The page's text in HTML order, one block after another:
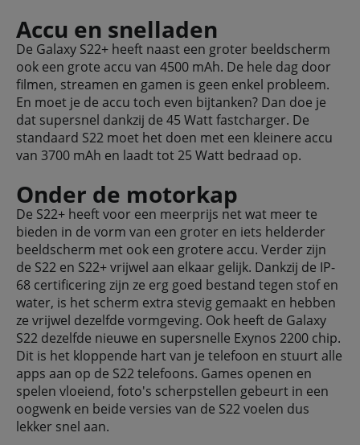
Accu en snelladen
De Galaxy S22+ heeft naast een groter beeldscherm
ook een grote accu van 4500 mAh. De hele dag door
filmen, streamen en gamen is geen enkel probleem.
En moet je de accu toch even bijtanken? Dan doe je
dat supersnel dankzij de 45 Watt fastcharger. De
standaard S22 moet het doen met een kleinere accu
van 3700 mAh en laadt tot 25 Watt bedraad op.
Onder de motorkap
De S22+ heeft voor een meerprijs net wat meer te
bieden in de vorm van een groter en iets helderder
beeldscherm met ook een grotere accu. Verder zijn
de S22 en S22+ vrijwel aan elkaar gelijk. Dankzij de IP-
68 certificering zijn ze erg goed bestand tegen stof en
water, is het scherm extra stevig gemaakt en hebben
ze vrijwel dezelfde vormgeving. Ook heeft de Galaxy
S22 dezelfde nieuwe en supersnelle Exynos 2200 chip.
Dit is het kloppende hart van je telefoon en stuurt alle
apps aan op de S22 telefoons. Games openen en
spelen vloeiend, foto's scherpstellen gebeurt in een
oogwenk en beide versies van de S22 voelen dus
lekker snel aan.